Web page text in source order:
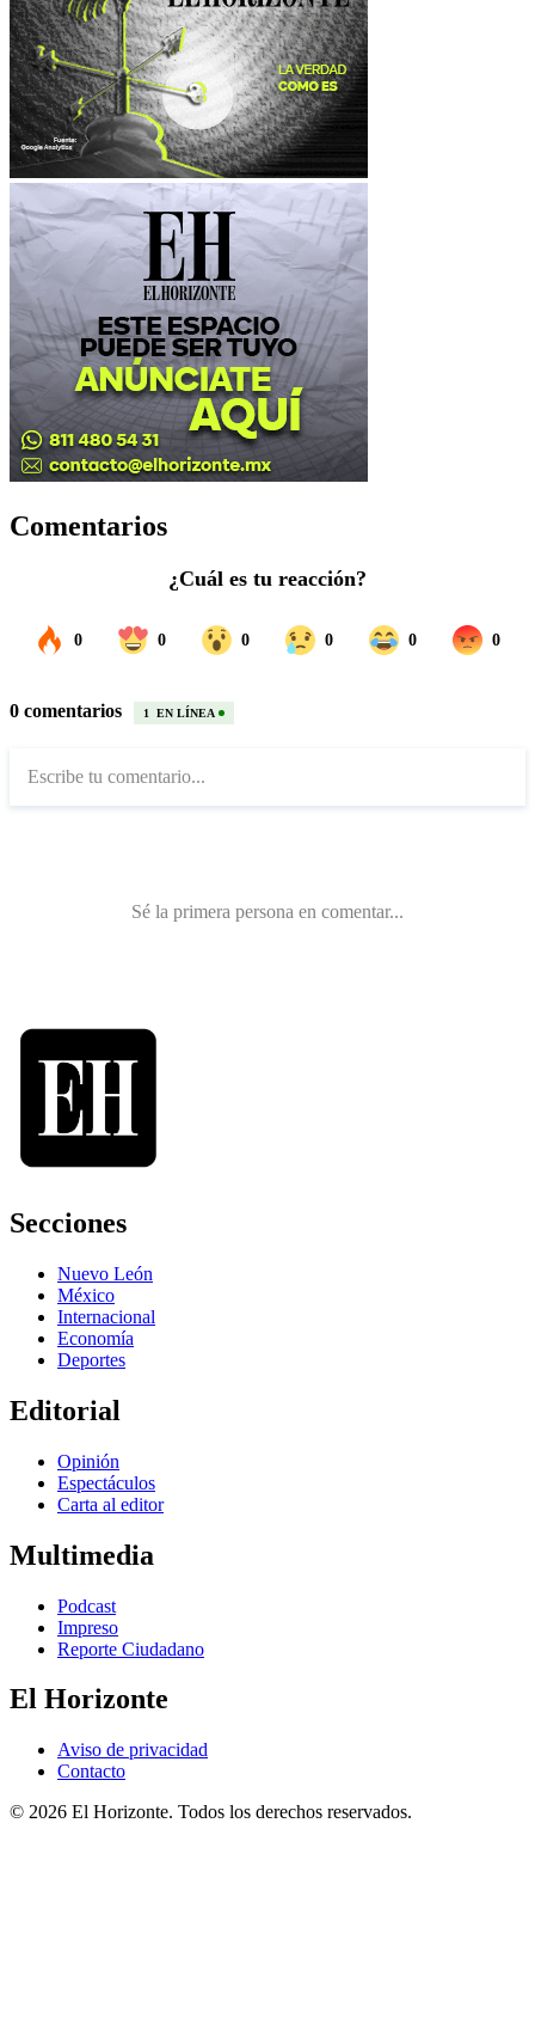
Comentarios
Secciones
Nuevo León
México
Internacional
Economía
Deportes
Editorial
Opinión
Espectáculos
Carta al editor
Multimedia
Podcast
Impreso
Reporte Ciudadano
El Horizonte
Aviso de privacidad
Contacto
© 2026 El Horizonte. Todos los derechos reservados.